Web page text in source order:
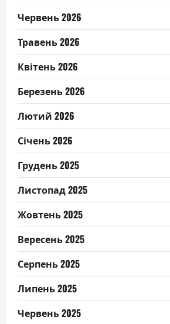
Червень 2026
Травень 2026
Квітень 2026
Березень 2026
Лютий 2026
Січень 2026
Грудень 2025
Листопад 2025
Жовтень 2025
Вересень 2025
Серпень 2025
Липень 2025
Червень 2025